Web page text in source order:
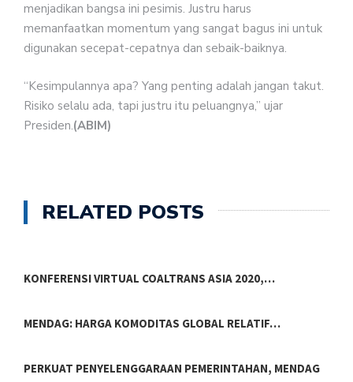
menjadikan bangsa ini pesimis. Justru harus
memanfaatkan momentum yang sangat bagus ini untuk
digunakan secepat-cepatnya dan sebaik-baiknya.
“Kesimpulannya apa? Yang penting adalah jangan takut.
Risiko selalu ada, tapi justru itu peluangnya,” ujar
Presiden.(ABIM)
RELATED POSTS
KONFERENSI VIRTUAL COALTRANS ASIA 2020,…
MENDAG: HARGA KOMODITAS GLOBAL RELATIF…
PERKUAT PENYELENGGARAAN PEMERINTAHAN, MENDAG